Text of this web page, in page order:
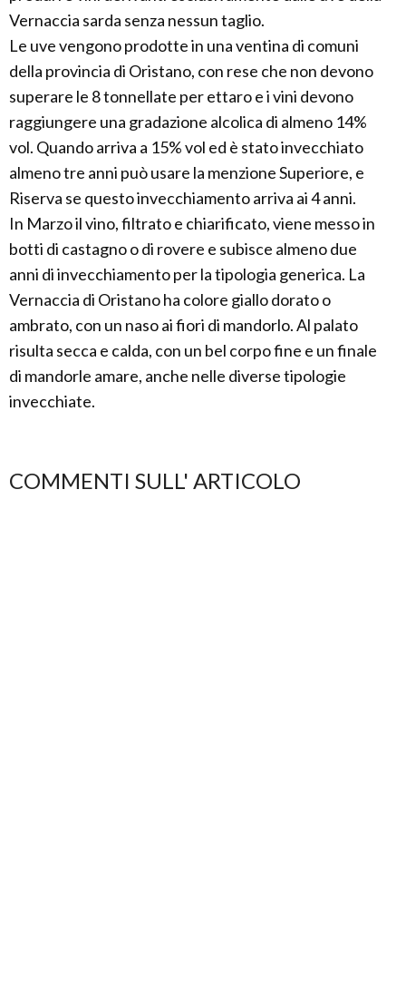
Vernaccia sarda senza nessun taglio.
Le uve vengono prodotte in una ventina di comuni
della provincia di Oristano, con rese che non devono
superare le 8 tonnellate per ettaro e i vini devono
raggiungere una gradazione alcolica di almeno 14%
vol. Quando arriva a 15% vol ed è stato invecchiato
almeno tre anni può usare la menzione Superiore, e
Riserva se questo invecchiamento arriva ai 4 anni.
In Marzo il vino, filtrato e chiarificato, viene messo in
botti di castagno o di rovere e subisce almeno due
anni di invecchiamento per la tipologia generica. La
Vernaccia di Oristano ha colore giallo dorato o
ambrato, con un naso ai fiori di mandorlo. Al palato
risulta secca e calda, con un bel corpo fine e un finale
di mandorle amare, anche nelle diverse tipologie
invecchiate.
COMMENTI SULL' ARTICOLO